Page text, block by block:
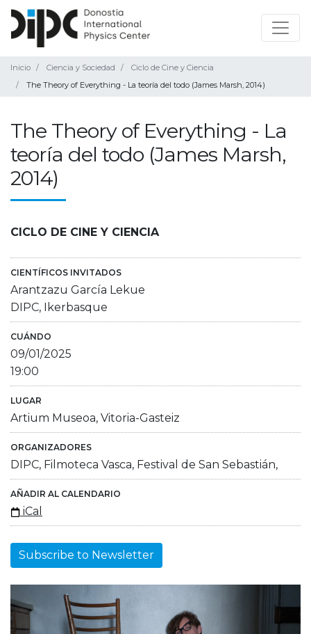
Inicio Ciencia y Sociedad
Ciclo de Cine y Ciencia
The Theory of Everything - La teoría del todo (James Marsh, 2014)
The Theory of Everything - La
teoría del todo (James Marsh,
2014)
CICLO DE CINE Y CIENCIA
CIENTÍFICOS INVITADOS
Arantzazu García Lekue
DIPC, Ikerbasque
CUÁNDO
09/01/2025
19:00
LUGAR
Artium Museoa, Vitoria-Gasteiz
ORGANIZADORES
DIPC, Filmoteca Vasca, Festival de San Sebastián,
AÑADIR AL CALENDARIO
iCal
Subscribe to Newsletter